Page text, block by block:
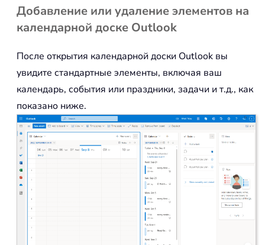
Добавление или удаление элементов на
календарной доске Outlook
После открытия календарной доски Outlook вы
увидите стандартные элементы, включая ваш
календарь, события или праздники, задачи и т.д., как
показано ниже.